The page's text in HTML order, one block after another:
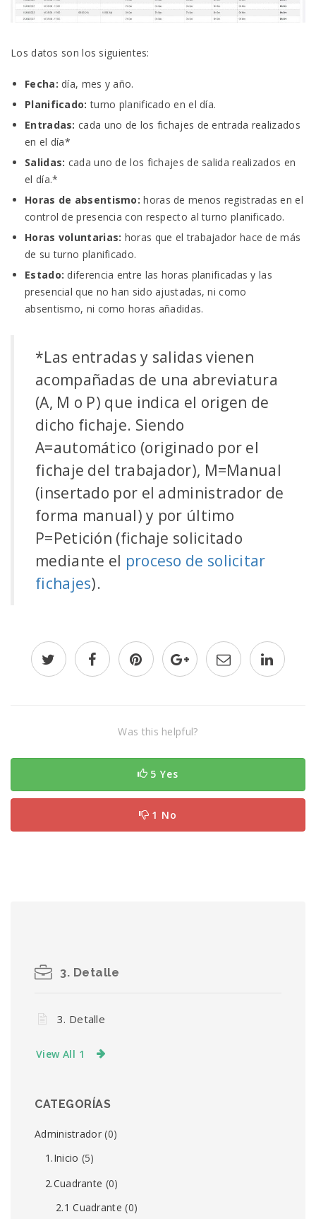
Los datos son los siguientes:
Fecha: día, mes y año.
Planificado: turno planificado en el día.
Entradas: cada uno de los fichajes de entrada realizados
en el día*
Salidas: cada uno de los fichajes de salida realizados en
el día.*
Horas de absentismo: horas de menos registradas en el
control de presencia con respecto al turno planificado.
Horas voluntarias: horas que el trabajador hace de más
de su turno planificado.
Estado: diferencia entre las horas planificadas y las
presencial que no han sido ajustadas, ni como
absentismo, ni como horas añadidas.
*Las entradas y salidas vienen
acompañadas de una abreviatura
(A, M o P) que indica el origen de
dicho fichaje. Siendo
A=automático (originado por el
fichaje del trabajador), M=Manual
(insertado por el administrador de
forma manual) y por último
P=Petición (fichaje solicitado
mediante el proceso de solicitar
fichajes).
Was this helpful?
5 Yes
1 No
3. Detalle
3. Detalle
View All 1
CATEGORÍAS
Administrador(0)
1.Inicio (5)
2.Cuadrante (0)
2.1 Cuadrante (0)